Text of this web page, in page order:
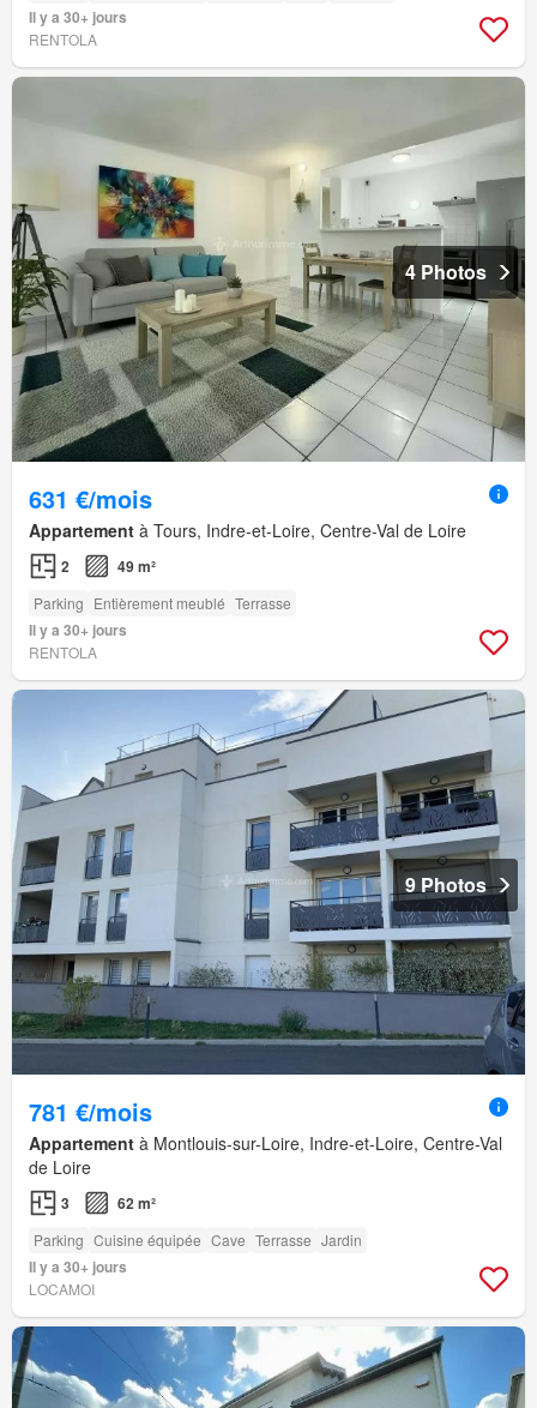
Il y a 30+ jours
RENTOLA
4 Photos
631 €/mois
Appartement à Tours, Indre-et-Loire, Centre-Val de Loire
2 49 m²
Parking Entièrement meublé Terrasse
Il y a 30+ jours
RENTOLA
9 Photos
781 €/mois
Appartement à Montlouis-sur-Loire, Indre-et-Loire, Centre-Val
de Loire
3 62 m²
Parking Cuisine équipée Cave Terrasse Jardin
Il y a 30+ jours
LOCAMOI